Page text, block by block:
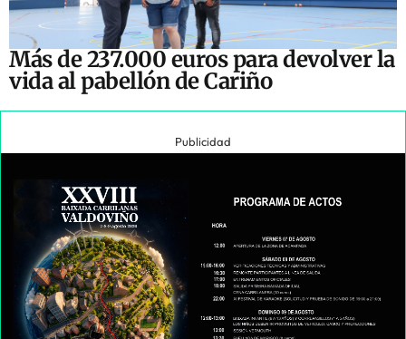
Más de 237.000 euros para devolver la
vida al pabellón de Cariño
Publicidad